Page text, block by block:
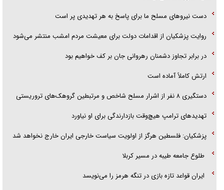
دست نیرو‌های مسلح ما برای پاسخ به هر تهدیدی پر است
روایت پزشکیان از اقدامات دولت برای معیشت مردم امشب منتشر می‌شود
در برابر تجاوز دشمنان رهروانی جان بر کف خواهیم بود
ارتش کاملاً آماده است
دستگیری ۸ نفر از اشرار مسلح شاخص و مرتبطین گروهک‌های تروریستی
تهدید‌های ترامپ هیچ‌وقت بازدارندگی برای او نیاورد
پزشکیان: فلسطین هرگز از اولویت سیاست خارجی ایران خارج نخواهد شد
طلوع جامعه طیبه در مسیر کربلا
ایران قواعد تازه بازی در تنگه هرمز را می‌نویسد